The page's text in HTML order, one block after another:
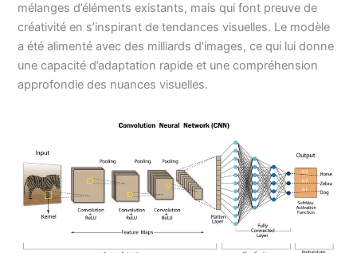
mélanges d’éléments existants, mais qui font preuve de
créativité en s’inspirant de tendances visuelles. Le modèle
a été alimenté avec des milliards d’images, ce qui lui donne
une capacité d’adaptation rapide et une compréhension
approfondie des nuances visuelles.